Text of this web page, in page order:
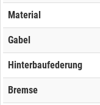
Material
Gabel
Hinterbaufederung
Bremse